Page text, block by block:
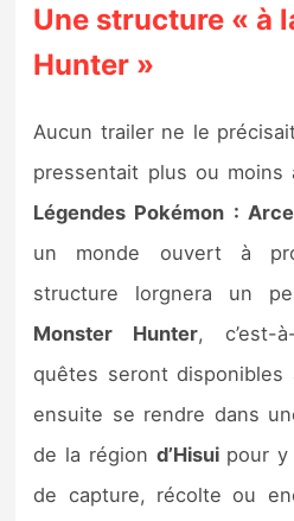
Une structure « à
Hunter »
Aucun trailer ne le
pressentait plus ou
Légendes Pokémon :
un monde ouvert à
structure lorgnera un
Monster Hunter, c’est-
quêtes seront
ensuite se rendre dans
de la région d’Hisuipour y
de capture, récolte ou